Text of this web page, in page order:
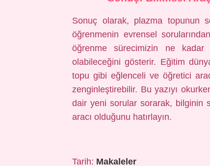
Sonuç olarak, plazma topunun
öğrenmenin evrensel
öğrenme sürecimizin ne kadar
olabileceğini gösterir. Eğitim
topu gibi eğlenceli ve öğretici
zenginleştirebilir. Bu yazıyı
dair yeni sorular sorarak, bilginin
aracı olduğunu hatırlayın.
Tarih: Makaleler